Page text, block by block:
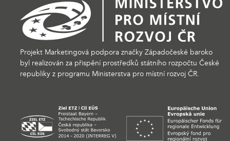
Projekt Marketingová podpora značky Západočeské baroko
byl realizován za přispění prostředků státního rozpočtu České
republiky z programu Ministerstva pro místní rozvoj ČR.